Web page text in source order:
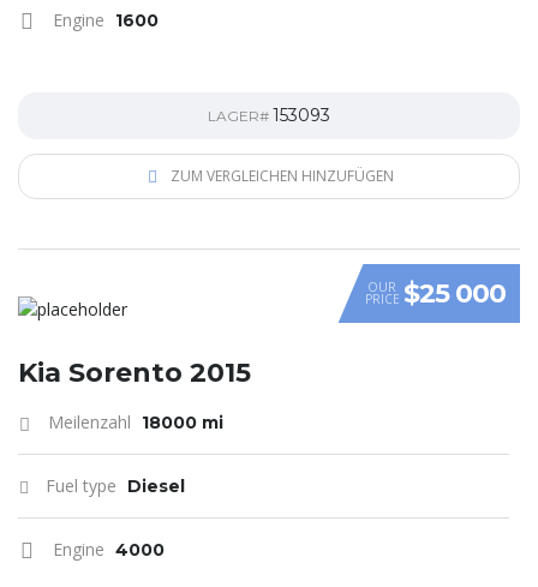
Engine 1600
LAGER# 153093
ZUM VERGLEICHEN HINZUFÜGEN
OUR
PRICE $25 000
Kia Sorento 2015
Meilenzahl 18000 mi
Fuel type Diesel
Engine 4000